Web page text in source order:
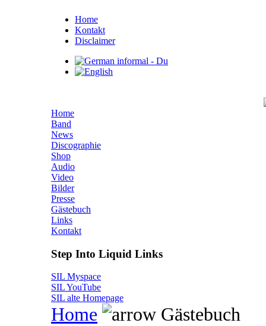
Home
Kontakt
Disclaimer
Home
Band
News
Discographie
Shop
Audio
Video
Bilder
Presse
Gästebuch
Links
Kontakt
Step Into Liquid Links
SIL Myspace
SIL YouTube
SIL alte Homepage
Home Gästebuch